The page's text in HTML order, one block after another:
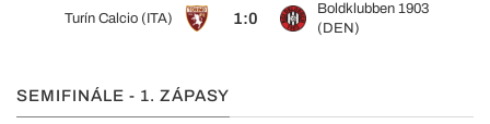
Turín Calcio (ITA) 1:0
Boldklubben 1903
(DEN)
SEMIFINÁLE - 1. ZÁPASY